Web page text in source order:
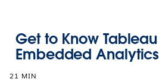
Get to Know Tableau
Embedded Analytics
21 MIN